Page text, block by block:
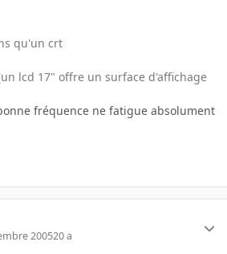
qu'un crt
lcd 17" offre un surface d'affichage
fréquence ne fatigue absolument
200520 a